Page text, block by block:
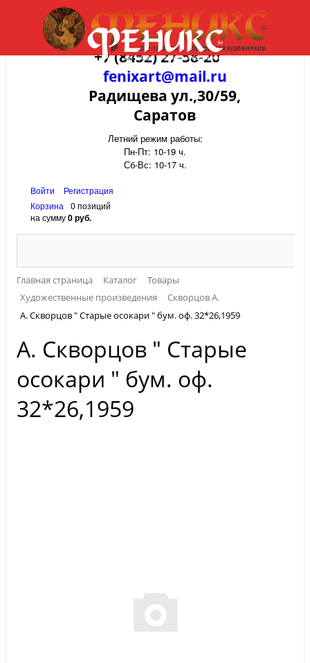
+7 (8452) 27-58-20
fenixart@mail.ru
Радищева ул.,30/59,
Саратов
Летний режим работы:
Пн-Пт: 10-19 ч.
Сб-Вс: 10-17 ч.
Войти
Регистрация
Корзина
0 позиций
на сумму0 руб.
Главная страница Каталог
Товары
Художественные произведения
Скворцов А.
А. Скворцов " Старые осокари " бум. оф. 32*26,1959
А. Скворцов " Старые
осокари " бум. оф.
32*26,1959